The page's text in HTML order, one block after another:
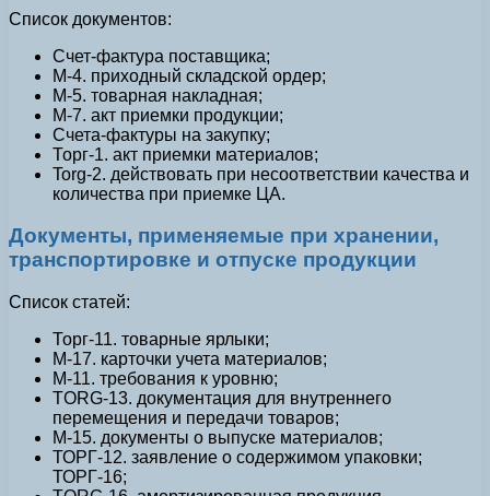
Список документов:
Счет-фактура поставщика;
M-4. приходный складской ордер;
M-5. товарная накладная;
M-7. акт приемки продукции;
Счета-фактуры на закупку;
Торг-1. акт приемки материалов;
Torg-2. действовать при несоответствии качества и
количества при приемке ЦА.
Документы, применяемые при хранении,
транспортировке и отпуске продукции
Список статей:
Торг-11. товарные ярлыки;
M-17. карточки учета материалов;
M-11. требования к уровню;
TORG-13. документация для внутреннего
перемещения и передачи товаров;
M-15. документы о выпуске материалов;
ТОРГ-12. заявление о содержимом упаковки;
ТОРГ-16;